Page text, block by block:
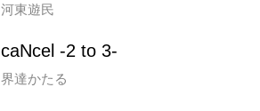
河東遊民
caNcel -2 to 3-
界達かたる